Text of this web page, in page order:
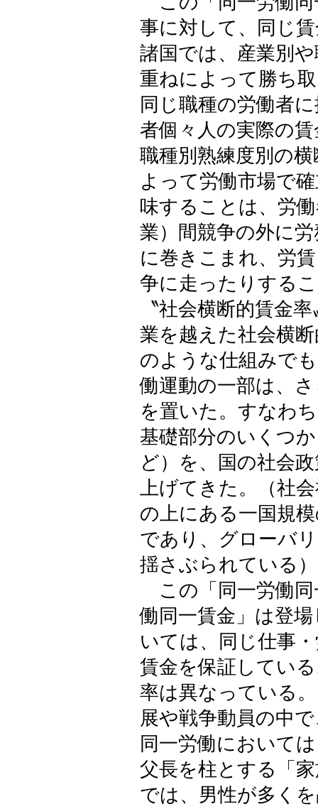
事に対して、同じ
諸国では、産業別
重ねによって勝ち
同じ職種の労働者
者個々人の実際の
職種別熟練度別の
よって労働市場で
味することは、労
業）間競争の外に
に巻きこまれ、労
争に走ったりする
〝社会横断的賃金
業を越えた社会横
のような仕組みで
働運動の一部は、
を置いた。すなわ
基礎部分のいくつ
ど）を、国の社会
上げてきた。（社
の上にある一国規
であり、グローバ
揺さぶられている）
この「同一労働同
働同一賃金」は登
いては、同じ仕事
賃金を保証してい
率は異なっている
展や戦争動員の中
同一労働において
父長を柱とする「
では、男性が多く